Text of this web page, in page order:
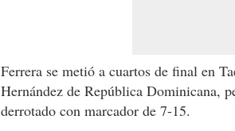
Ferrera se metió a cuartos de final en
Hernández de República Dominicana,
derrotado con marcador de 7-15.